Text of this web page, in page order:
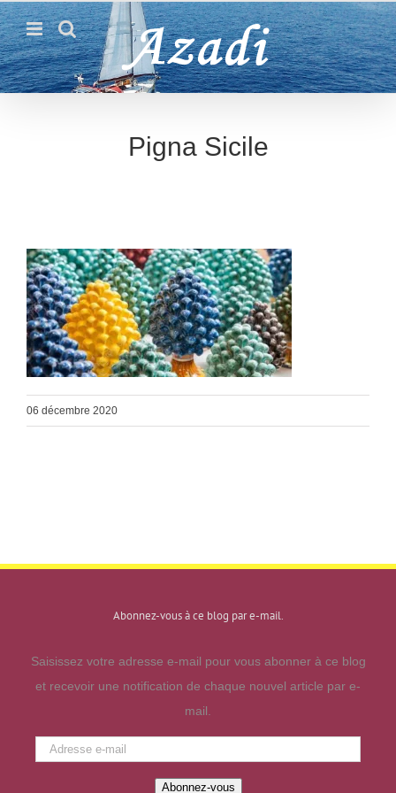
Passer
au
contenu
Pigna Sicile
06 décembre 2020
Abonnez-vous à ce blog par e-mail.
Saisissez votre adresse e-mail pour vous abonner à ce blog
et recevoir une notification de chaque nouvel article par e-
mail.
Adresse
Abonnez-vous